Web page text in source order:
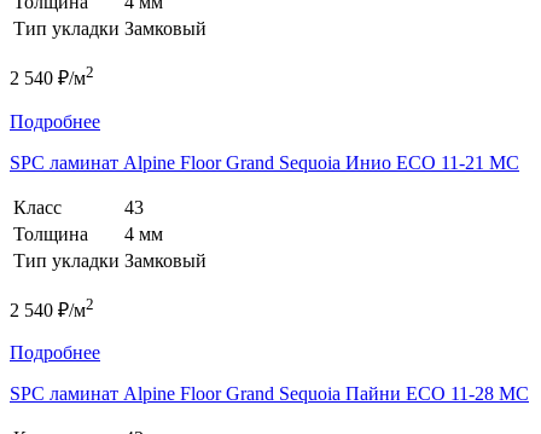
Тип укладки Замковый
2 540 ₽/м2
Подробнее
SPC ламинат Alpine Floor Grand Sequoia Инио ECO 11-21 MC
Класс
43
Толщина
4 мм
Тип укладки Замковый
2 540 ₽/м2
Подробнее
SPC ламинат Alpine Floor Grand Sequoia Пайни ECO 11-28 MC